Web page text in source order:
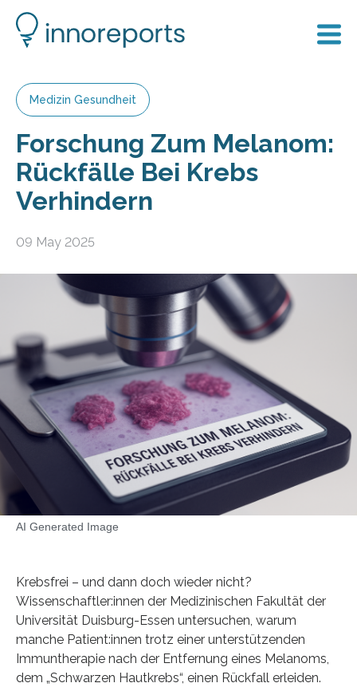
Medizin Gesundheit
Forschung Zum Melanom:
Rückfälle Bei Krebs
Verhindern
09 May 2025
AI Generated Image
Krebsfrei – und dann doch wieder nicht?
Wissenschaftler:innen der Medizinischen Fakultät der
Universität Duisburg-Essen untersuchen, warum
manche Patient:innen trotz einer unterstützenden
Immuntherapie nach der Entfernung eines Melanoms,
dem „Schwarzen Hautkrebs“, einen Rückfall erleiden.